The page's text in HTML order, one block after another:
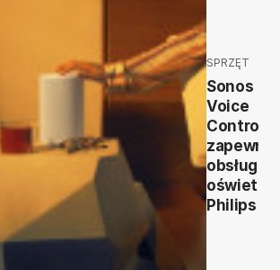
SPRZĘT
Sonos
Voice
Control
zapewnia
obsługę
Philips